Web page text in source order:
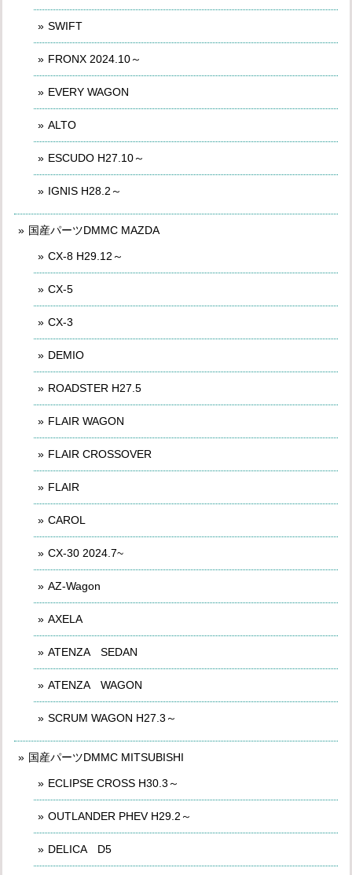
SWIFT
FRONX 2024.10～
EVERY WAGON
ALTO
ESCUDO H27.10～
IGNIS H28.2～
国産パーツDMMC MAZDA
CX-8 H29.12～
CX-5
CX-3
DEMIO
ROADSTER H27.5
FLAIR WAGON
FLAIR CROSSOVER
FLAIR
CAROL
CX-30 2024.7~
AZ-Wagon
AXELA
ATENZA SEDAN
ATENZA WAGON
SCRUM WAGON H27.3～
国産パーツDMMC MITSUBISHI
ECLIPSE CROSS H30.3～
OUTLANDER PHEV H29.2～
DELICA D5